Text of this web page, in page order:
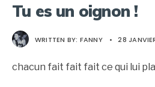
Tu es un oignon !
WRITTEN BY: FANNY • 28
chacun fait fait fait ce qui lui